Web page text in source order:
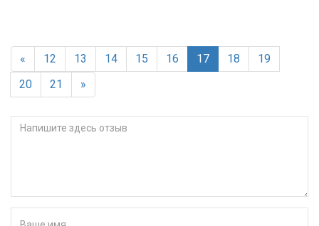
« 12 13 14 15 16 17 18
19
20
21 »